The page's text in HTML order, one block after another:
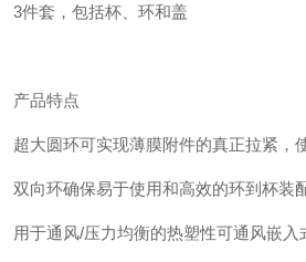
3件套，包括杯、环和盖
产品特点
超大圆环可实现薄膜附件的真正拉紧，
双向环确保易于使用和高效的环到杯装
用于通风/压力均衡的热塑性可通风嵌入